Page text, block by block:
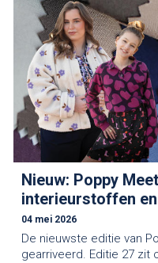
Nieuw: Poppy
interieurstoffen
04 mei 2026
De nieuwste editie van
gearriveerd. Editie 27 zit